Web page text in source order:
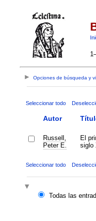
Opciones de búsqueda y
Seleccionar todo
Autor
Russell,
Peter E.
El
siglo
Seleccionar todo
Todas las